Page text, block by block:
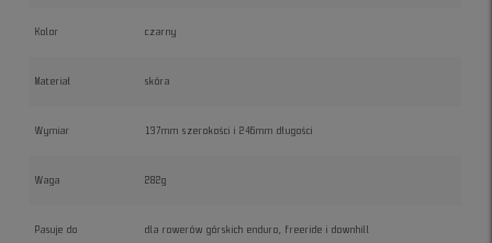
Kolor czarny
Materiał skóra
Wymiar 137mm szerokości i 246mm długości
Waga 282g
Pasuje do dla rowerów górskich enduro, freeride i downhill